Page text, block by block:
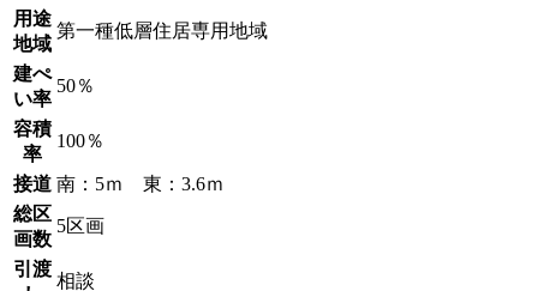
用途
地域
第一種低層住居専用地域
建ぺ
い率
50％
容積
率
100％
接道 南：5ｍ 東：3.6ｍ
総区
画数
5区画
引渡
相談